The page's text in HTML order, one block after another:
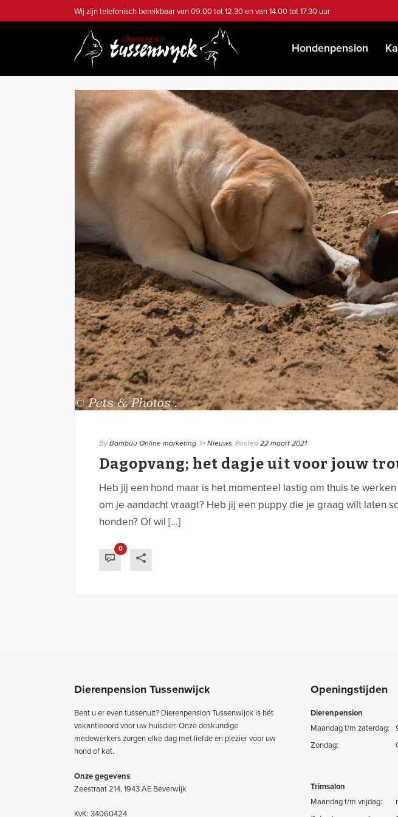
Wij zijn telefonisch bereikbaar van 09.00 tot 12.30 en van 14.00 tot 17.30 uur
Hondenpension
By Bambuu Online marketing In Nieuws Posted 22 maart 2021
Dagopvang; het dagje uit voor jouw
Heb jij een hond maar is het momenteel lastig om thuis te
om je aandacht vraagt? Heb jij een puppy die je graag wilt laten
honden? Of wil [...]
0
Dierenpension Tussenwijck
Bent u er even tussenuit? Dierenpension Tussenwijck is hét
vakantieoord voor uw huisdier. Onze deskundige
medewerkers zorgen elke dag met liefde en plezier voor uw
hond of kat.
Onze gegevens:
Zeestraat 214, 1943 AE Beverwijk
KvK: 34060424
Openingstijden
Dierenpension
Maandag t/m zaterdag:
Zondag:
Trimsalon
Maandag t/m vrijdag: